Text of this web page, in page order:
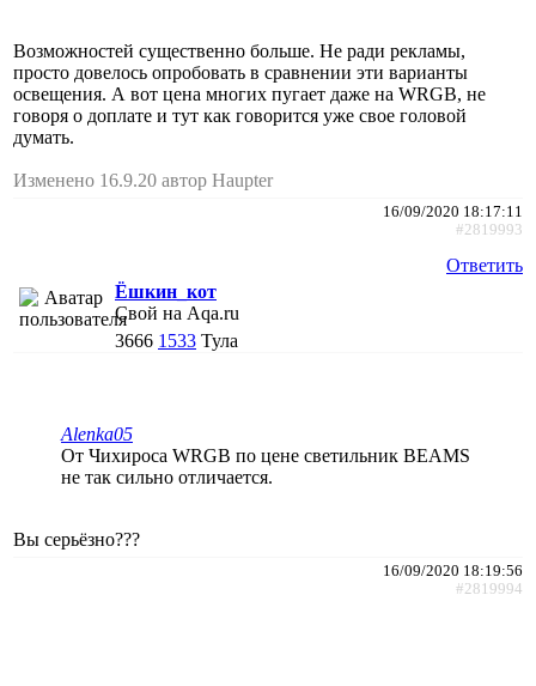
Возможностей существенно больше. Не ради рекламы,
просто довелось опробовать в сравнении эти варианты
освещения. А вот цена многих пугает даже на WRGB, не
говоря о доплате и тут как говорится уже свое головой
думать.
Изменено 16.9.20 автор Haupter
16/09/2020 18:17:11
#2819993
Ответить
Ёшкин_кот
Свой на Aqa.ru
3666 1533 Тула
Alenka05
От Чихироса WRGB по цене светильник BEAMS
не так сильно отличается.
Вы серьёзно???
16/09/2020 18:19:56
#2819994